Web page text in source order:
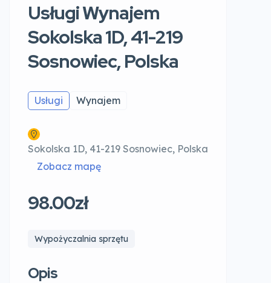
Usługi Wynajem
Sokolska 1D, 41-219
Sosnowiec, Polska
Usługi Wynajem
Sokolska 1D, 41-219 Sosnowiec, Polska
Zobacz mapę
98.00zł
Wypożyczalnia sprzętu
Opis